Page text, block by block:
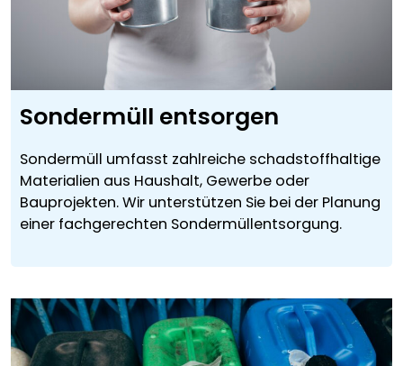
Sondermüll entsorgen
Sondermüll umfasst zahlreiche schadstoffhaltige
Materialien aus Haushalt, Gewerbe oder
Bauprojekten. Wir unterstützen Sie bei der Planung
einer fachgerechten Sondermüllentsorgung.